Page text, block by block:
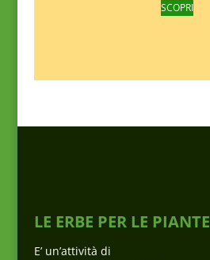
SCOPRI
LE ERBE PER LE PIANTE
E’ un’attività di